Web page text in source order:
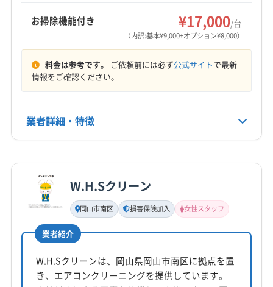
加賀郡吉備中央町
久米郡美咲町
勝田郡奈義町
小田郡矢掛町
真庭郡新庄村
都窪郡早島町
苫田郡鏡野町
和気郡和気町
(広島県) 安芸郡海田町
(広島県) 安芸郡熊野町
(広島県) 三次市
9:00〜20:00
定休日
電話番号
公式HP
公式サイトを見る
お掃除機能付き ¥17,000/台
（内訳:基本¥9,000+オプション¥8,000）
料金は参考です。 ご依頼前には必ず公式サイトで最新
情報をご確認ください。
業者詳細・特徴
基本情報
代表者名
所在地
岡山県岡山市北区
W.H.Sクリーン
岡山市南区 損害保険加入 女性スタッフ
業者紹介
W.H.Sクリーンは、岡山県岡山市南区に拠点を置
き、エアコンクリーニングを提供しています。